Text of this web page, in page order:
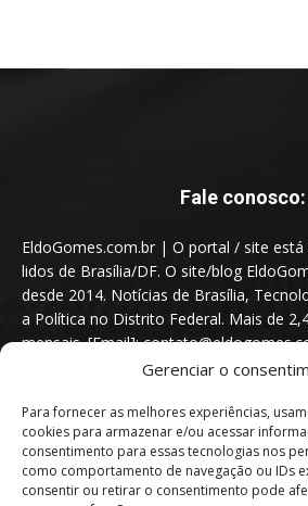
Gerenciar o
Para fornecer as melhores experiências,
cookies para armazenar e/ou acessar
consentimento para essas tecnologias nos
como comportamento de navegação ou IDs
consentir ou retirar o consentimento pode
Fale conosco:
EldoGomes.com.br | O portal / site
lidos de Brasília/DF. O site/blog
desde 2014. Notícias de Brasília,
a Política no Distrito Federal. Mais de
mensais. [Email]: